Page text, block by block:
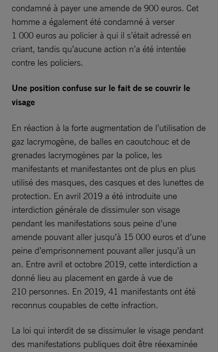
condamné à payer une amende de 900 euros. Cet
homme a également été condamné à verser
1 000 euros au policier à qui il s’était adressé en
criant, tandis qu’aucune action n’a été intentée
contre les policiers.
Une position confuse sur le fait de se couvrir le
visage
En réaction à la forte augmentation de l’utilisation de
gaz lacrymogène, de balles en caoutchouc et de
grenades lacrymogènes par la police, les
manifestants et manifestantes ont de plus en plus
utilisé des masques, des casques et des lunettes de
protection. En avril 2019 a été introduite une
interdiction générale de dissimuler son visage
pendant les manifestations sous peine d’une
amende pouvant aller jusqu’à 15 000 euros et d’une
peine d’emprisonnement pouvant aller jusqu’à un
an. Entre avril et octobre 2019, cette interdiction a
donné lieu au placement en garde à vue de
210 personnes. En 2019, 41 manifestants ont été
reconnus coupables de cette infraction.
La loi qui interdit de se dissimuler le visage pendant
des manifestations publiques doit être réexaminée